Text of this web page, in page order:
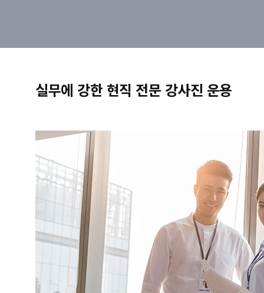
실무에 강한 현직 전문 강사진 운용